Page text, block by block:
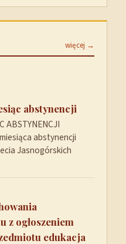
więcej →
abstynencji
ABSTYNENCJI
abstynencji
Jasnogórskich
z ogłoszeniem
edukacja